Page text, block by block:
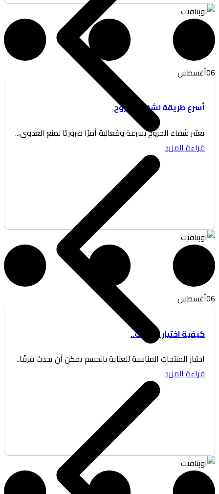
طريقة لشفاء الجروح
شفاء الجروح بسرعة وفعالية أمرًا ضروريًا لمنع العدوى،..
المزيد
اختيار منتجات..
المنتجات المناسبة للعناية بالجسم يمكن أن يحدث فرقًا..
المزيد